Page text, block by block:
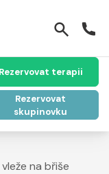
Rezervovat terapii
Rezervovat
skupinovku
na břiše